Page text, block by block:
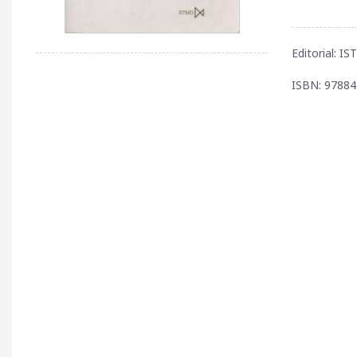
Editorial:
ISBN: